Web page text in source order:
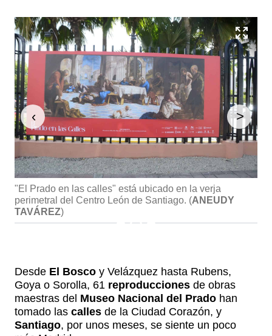
"El Prado en las calles" está ubicado en la verja
perimetral del Centro León de Santiago. (ANEUDY
TAVÁREZ)
‹ >
Desde El Bosco y Velázquez hasta Rubens,
Goya o Sorolla, 61 reproducciones de obras
maestras del Museo Nacional del Prado han
tomado las calles de la Ciudad Corazón, y
Santiago, por unos meses, se siente un poco